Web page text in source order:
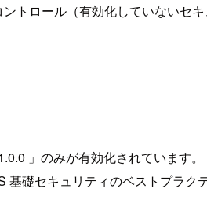
トロール（有効化していないセ
」のみが有効化されています。
礎セキュリティのベストプラク